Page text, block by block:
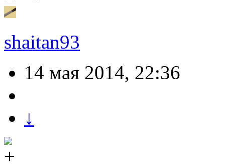
shaitan93
14 мая 2014, 22:36
↓